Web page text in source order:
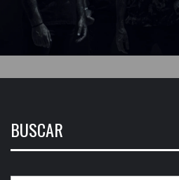
BUSCAR